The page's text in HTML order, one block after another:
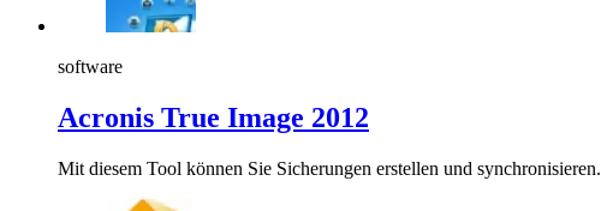
software
Acronis True Image 2012
Mit diesem Tool können Sie Sicherungen erstellen und synchronisieren.